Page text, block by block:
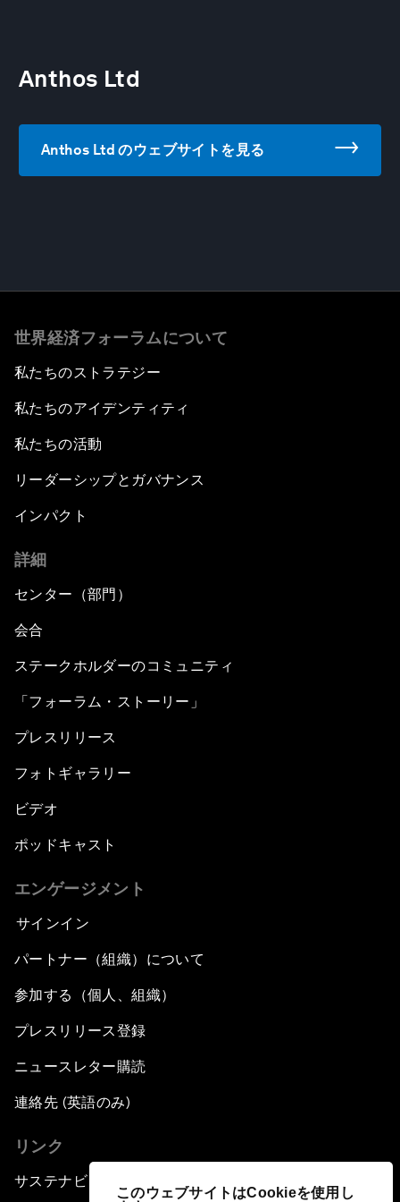
このウェブサイトはCookieを使用し
Anthos Ltd
Anthos Ltd のウェブサイトを見る
世界経済フォーラムについて
私たちのストラテジー
私たちのアイデンティティ
私たちの活動
リーダーシップとガバナンス
インパクト
詳細
センター（部門）
会合
ステークホルダーのコミュニティ
「フォーラム・ストーリー」
プレスリリース
フォトギャラリー
ビデオ
ポッドキャスト
エンゲージメント
サインイン
パートナー（組織）について
参加する（個人、組織）
プレスリリース登録
ニュースレター購読
連絡先 (英語のみ)
リンク
サステナビリティへの取り組み